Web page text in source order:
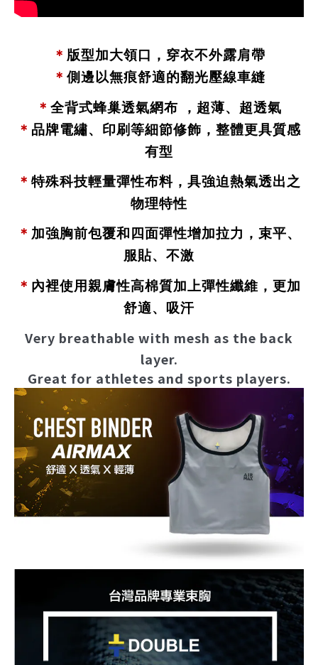
＊ 版型加大領口，穿衣不外露肩帶
＊ 側邊以無痕舒適的翻光壓線車縫
＊ 全背式蜂巢透氣網布 ，超薄、超透氣
＊ 品牌電繡、印刷等細節修飾，整體更具質感
有型
＊ 特殊科技輕量彈性布料，具強迫熱氣透出之
物理特性
＊ 加強胸前包覆和四面彈性增加拉力，束平、
服貼、不激
＊ 內裡使用親膚性高棉質加上彈性纖維，更加
舒適、吸汗
Very breathable with mesh as the back
layer.
Great for athletes and sports players.